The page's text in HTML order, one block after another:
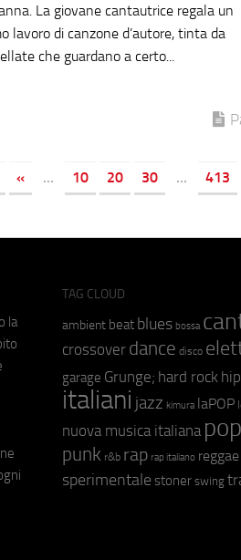
La giovane cantautrice regala un
lavoro di canzone d’autore, tinta da
che guardano a certo...
« ... 10 20 30 ... 413
la
TAG CLOUD
ambient beat blues bossa
crossover dance disco
garage Grunge; hard rock
italiani jazz kimura laPOP
nuova musica italiana pop
punk r&b rap rap italiano reggae
sperimentale stoner swing